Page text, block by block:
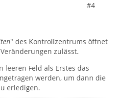
#4
" des Kontrollzentrums öffnet
zulässt.
leeren Feld als Erstes das
werden, um dann die
erledigen.